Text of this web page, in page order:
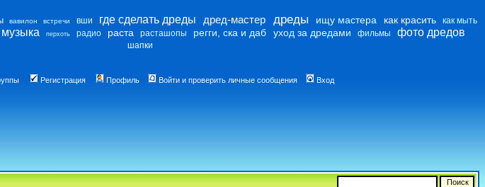
вавилон встречи вши где сделать дреды дред-мастер дреды ищу мастера как красить как мыть
музыка перхоть радио раста расташопы регги, ска и даб уход за дредами фильмы фото дредов
шапки
Регистрация Профиль Войти и проверить личные сообщения Вход